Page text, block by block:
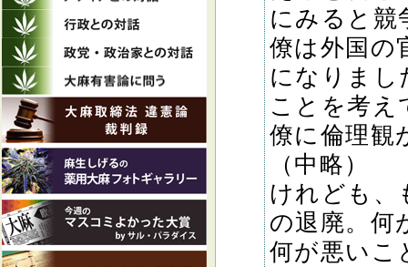
にみると競
僚は外国の
になりまし
ことを考え
僚に倫理観
（中略）
けれども、
の退廃。何
何が悪いこ